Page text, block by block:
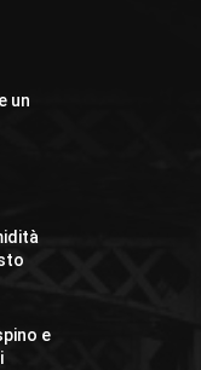
un
e